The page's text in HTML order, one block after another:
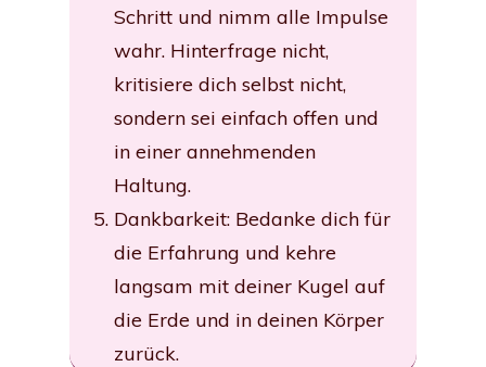
Schritt und nimm alle Impulse
wahr. Hinterfrage nicht,
kritisiere dich selbst nicht,
sondern sei einfach offen und
in einer annehmenden
Haltung.
Dankbarkeit: Bedanke dich für
die Erfahrung und kehre
langsam mit deiner Kugel auf
die Erde und in deinen Körper
zurück.